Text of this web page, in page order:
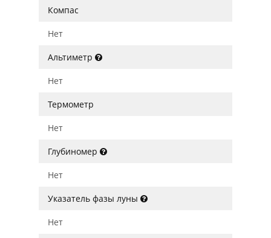
Компас
Нет
Альтиметр
Нет
Термометр
Нет
Глубиномер
Нет
Указатель фазы луны
Нет